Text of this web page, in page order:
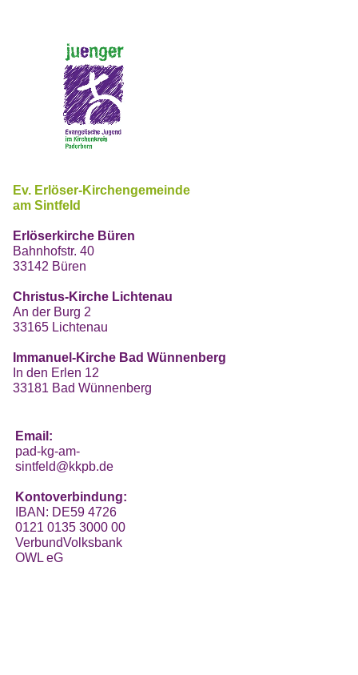
Ev. Erlöser-Kirchengemeinde
am Sintfeld
Erlöserkirche Büren
Bahnhofstr. 40
33142 Büren
Christus-Kirche Lichtenau
An der Burg 2
33165 Lichtenau
Immanuel-Kirche Bad Wünnenberg
In den Erlen 12
33181 Bad Wünnenberg
Email:
pad-kg-am-
sintfeld@kkpb.de
Kontoverbindung:
IBAN: DE59 4726
0121 0135 3000 00
VerbundVolksbank
OWL eG